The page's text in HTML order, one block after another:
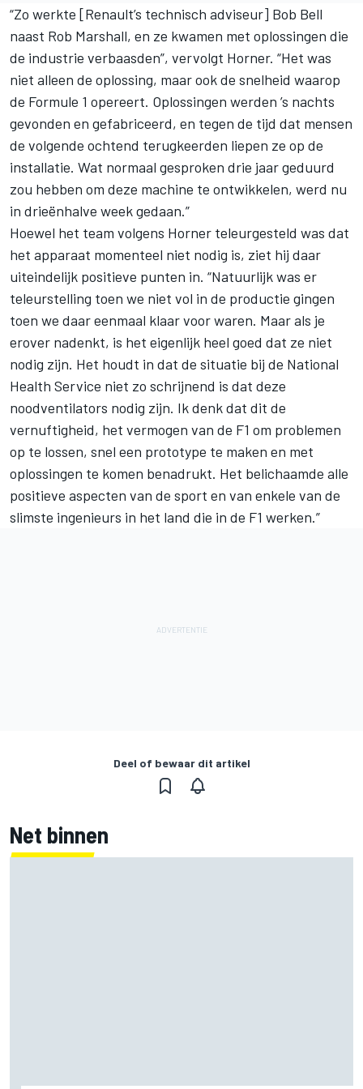
“Zo werkte [Renault’s technisch adviseur] Bob Bell
naast Rob Marshall, en ze kwamen met oplossingen die
de industrie verbaasden”, vervolgt Horner. “Het was
niet alleen de oplossing, maar ook de snelheid waarop
de Formule 1 opereert. Oplossingen werden ’s nachts
gevonden en gefabriceerd, en tegen de tijd dat mensen
de volgende ochtend terugkeerden liepen ze op de
installatie. Wat normaal gesproken drie jaar geduurd
zou hebben om deze machine te ontwikkelen, werd nu
in drieënhalve week gedaan.”
Hoewel het team volgens Horner teleurgesteld was dat
het apparaat momenteel niet nodig is, ziet hij daar
uiteindelijk positieve punten in. “Natuurlijk was er
teleurstelling toen we niet vol in de productie gingen
toen we daar eenmaal klaar voor waren. Maar als je
erover nadenkt, is het eigenlijk heel goed dat ze niet
nodig zijn. Het houdt in dat de situatie bij de National
Health Service niet zo schrijnend is dat deze
noodventilators nodig zijn. Ik denk dat dit de
vernuftigheid, het vermogen van de F1 om problemen
op te lossen, snel een prototype te maken en met
oplossingen te komen benadrukt. Het belichaamde alle
positieve aspecten van de sport en van enkele van de
slimste ingenieurs in het land die in de F1 werken.”
Deel of bewaar dit artikel
Net binnen